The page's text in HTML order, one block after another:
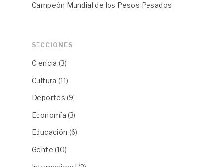
Campeón Mundial de los Pesos Pesados
SECCIONES
Ciencia (3)
Cultura (11)
Deportes (9)
Economía (3)
Educación (6)
Gente (10)